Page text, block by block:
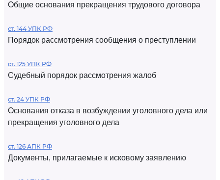
Общие основания прекращения трудового договора
ст. 144 УПК РФ
Порядок рассмотрения сообщения о преступлении
ст. 125 УПК РФ
Судебный порядок рассмотрения жалоб
ст. 24 УПК РФ
Основания отказа в возбуждении уголовного дела или
прекращения уголовного дела
ст. 126 АПК РФ
Документы, прилагаемые к исковому заявлению